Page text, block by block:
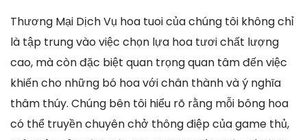
Thương Mại Dịch Vụ hoa tuoi của chúng tôi không chỉ
là tập trung vào việc chọn lựa hoa tươi chất lượng
cao, mà còn đặc biệt quan trọng quan tâm đến việc
khiến cho những bó hoa với chân thành và ý nghĩa
thâm thúy. Chúng bên tôi hiểu rõ rằng mỗi bông hoa
có thể truyền chuyên chở thông điệp của game thủ,